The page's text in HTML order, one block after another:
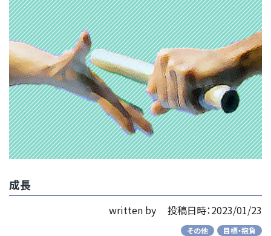
成長
written by 投稿日時：2023/01/23
その他 目標・抱負